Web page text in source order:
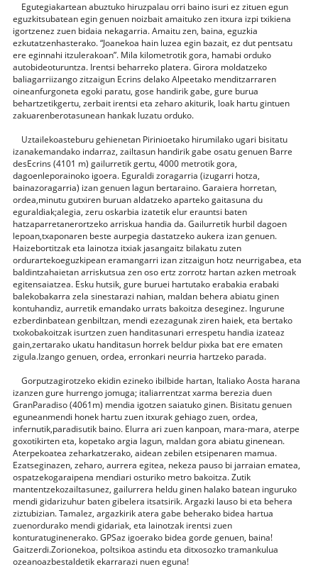
Egutegiakartean abuztuko hiruzpalau orri baino isuri ez zituen egun
eguzkitsubatean egin genuen noizbait amaituko zen itxura izpi txikiena
igortzenez zuen bidaia nekagarria. Amaitu zen, baina, eguzkia
ezkutatzenhasterako. “Joanekoa hain luzea egin bazait, ez dut pentsatu
ere eginnahi itzulerakoan”. Mila kilometrotik gora, hamabi orduko
autobideoturuntza. Irentsi beharreko platera. Girora moldatzeko
baliagarriizango zitzaigun Ecrins delako Alpeetako menditzarraren
oineanfurgoneta egoki paratu, gose handirik gabe, gure burua
behartzetikgertu, zerbait irentsi eta zeharo akiturik, loak hartu gintuen
zakuarenberotasunean hankak luzatu orduko.
Uztailekoasteburu gehienetan Pirinioetako hirumilako ugari bisitatu
izanakemandako indarraz, zailtasun handirik gabe osatu genuen Barre
desEcrins (4101 m) gailurretik gertu, 4000 metrotik gora,
dagoenleporainoko igoera. Eguraldi zoragarria (izugarri hotza,
bainazoragarria) izan genuen lagun bertaraino. Garaiera horretan,
ordea,minutu gutxiren buruan aldatzeko aparteko gaitasuna du
eguraldiak;alegia, zeru oskarbia izatetik elur erauntsi baten
hatzaparretanerortzeko arriskua handia da. Gailurretik hurbil dagoen
lepoan,txaponaren beste aurpegia dastatzeko aukera izan genuen.
Haizebortitzak eta lainotza itxiak jasangaitz bilakatu zuten
ordurartekoeguzkipean eramangarri izan zitzaigun hotz neurrigabea, eta
baldintzahaietan arriskutsua zen oso ertz zorrotz hartan azken metroak
egitensaiatzea. Esku hutsik, gure buruei hartutako erabakia erabaki
balekobakarra zela sinestarazi nahian, maldan behera abiatu ginen
kontuhandiz, aurretik emandako urrats bakoitza deseginez. Ingurune
ezberdinbatean genbiltzan, mendi ezezagunak ziren haiek, eta bertako
txokobakoitzak isurtzen zuen handitasunari errespetu handia izateaz
gain,zertarako ukatu handitasun horrek beldur pixka bat ere ematen
zigula.Izango genuen, ordea, erronkari neurria hartzeko parada.
Gorputzagirotzeko ekidin ezineko ibilbide hartan, Italiako Aosta harana
izanzen gure hurrengo jomuga; italiarrentzat xarma berezia duen
GranParadiso (4061m) mendia igotzen saiatuko ginen. Bisitatu genuen
eguneanmendi honek hartu zuen itxurak gehiago zuen, ordea,
infernutik,paradisutik baino. Elurra ari zuen kanpoan, mara-mara, aterpe
goxotikirten eta, kopetako argia lagun, maldan gora abiatu ginenean.
Aterpekoatea zeharkatzerako, aidean zebilen etsipenaren mamua.
Ezatseginazen, zeharo, aurrera egitea, nekeza pauso bi jarraian ematea,
ospatzekogaraipena mendiari osturiko metro bakoitza.Zutik
mantentzekozailtasunez, gailurrera heldu ginen halako batean inguruko
mendi gidarizuhur baten gibelera itsatsirik. Argazki lauso bi eta behera
ziztubizian. Tamalez, argazkirik atera gabe beherako bidea hartua
zuenordurako mendi gidariak, eta lainotzak irentsi zuen
konturatuginenerako. GPSaz igoerako bidea gorde genuen, baina!
Gaitzerdi.Zorionekoa, poltsikoa astindu eta ditxosozko tramankulua
ozeanoazbestaldetik ekarrarazi nuen eguna!